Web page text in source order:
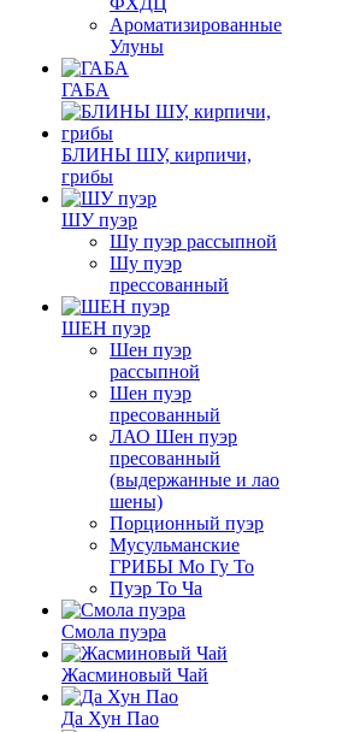
Ароматизированные
Улуны
ГАБА
БЛИНЫ ШУ, кирпичи,
грибы
ШУ пуэр
Шу пуэр рассыпной
Шу пуэр
прессованный
ШЕН пуэр
Шен пуэр
рассыпной
Шен пуэр
пресованный
ЛАО Шен пуэр
пресованный
(выдержанные и лао
шены)
Порционный пуэр
Мусульманские
ГРИБЫ Мо Гу То
Пуэр То Ча
Смола пуэра
Жасминовый Чай
Да Хун Пао